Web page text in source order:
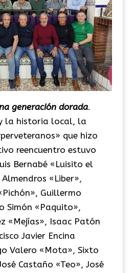
generación dorada.
la historia local, la
que hizo
reencuentro estuvo
Bernabé «Luisito el
«Liber»,
Guillermo
Simón «Paquito»,
«Mejías», Isaac Patón
Javier Encina
Valero «Mota», Sixto
Castaño «Teo», José